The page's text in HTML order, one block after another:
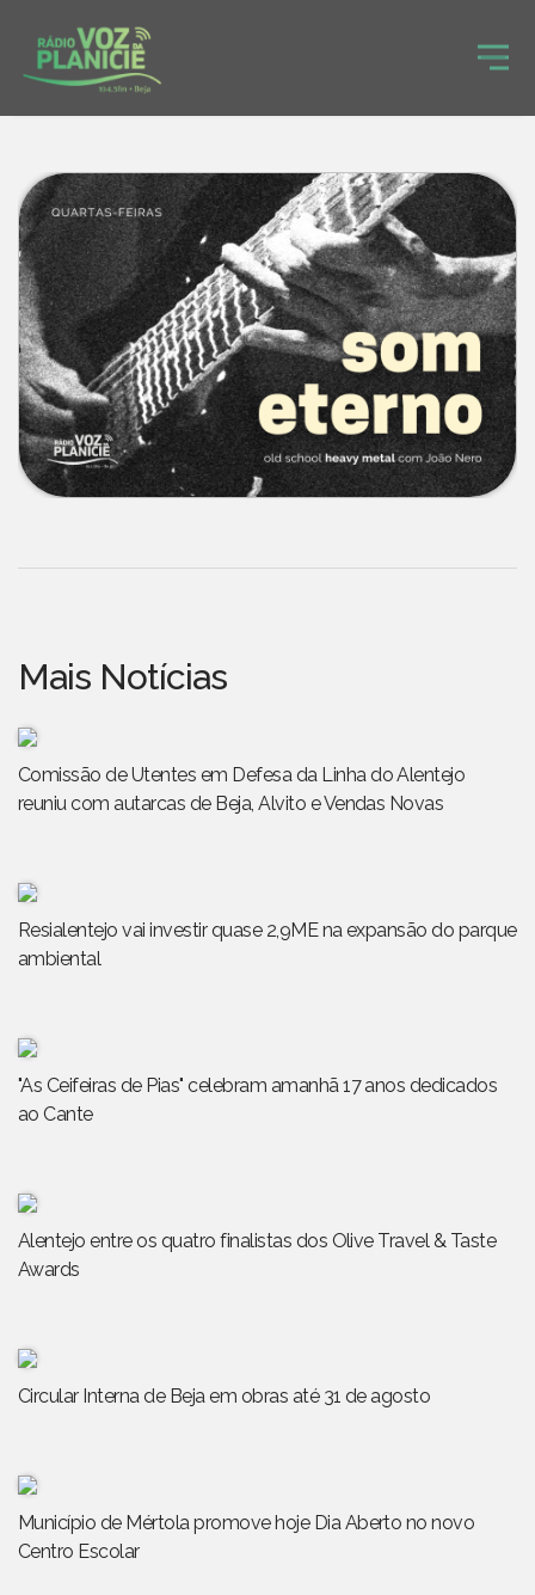
Mais Notícias
Comissão de Utentes em Defesa da Linha do Alentejo
reuniu com autarcas de Beja, Alvito e Vendas Novas
Resialentejo vai investir quase 2,9ME na expansão do parque
ambiental
"As Ceifeiras de Pias" celebram amanhã 17 anos dedicados
ao Cante
Alentejo entre os quatro finalistas dos Olive Travel & Taste
Awards
Circular Interna de Beja em obras até 31 de agosto
Município de Mértola promove hoje Dia Aberto no novo
Centro Escolar